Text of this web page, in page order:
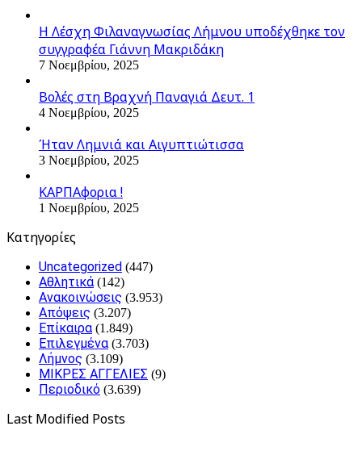
Η Λέσχη Φιλαναγνωσίας Λήμνου υποδέχθηκε τον
συγγραφέα Γιάννη Μακριδάκη
7 Νοεμβρίου, 2025
Βολές στη Βραχνή Παναγιά Δευτ. 1
4 Νοεμβρίου, 2025
Ήταν Λημνιά και Αιγυπτιώτισσα
3 Νοεμβρίου, 2025
ΚΑΡΠΑφορια !
1 Νοεμβρίου, 2025
Kατηγορίες
Uncategorized (447)
Αθλητικά (142)
Ανακοινώσεις (3.953)
Απόψεις (3.207)
Επίκαιρα (1.849)
Επιλεγμένα (3.703)
Λήμνος (3.109)
ΜΙΚΡΕΣ ΑΓΓΕΛΙΕΣ (9)
Περιοδικό (3.639)
Last Modified Posts